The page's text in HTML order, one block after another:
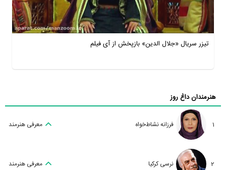
تیزر سریال «جلال الدین» بازپخش از آی فیلم
هنرمندان داغ روز
1 فرزانه نشاط‌خواه معرفی هنرمند
2 نرسی کرکیا معرفی هنرمند